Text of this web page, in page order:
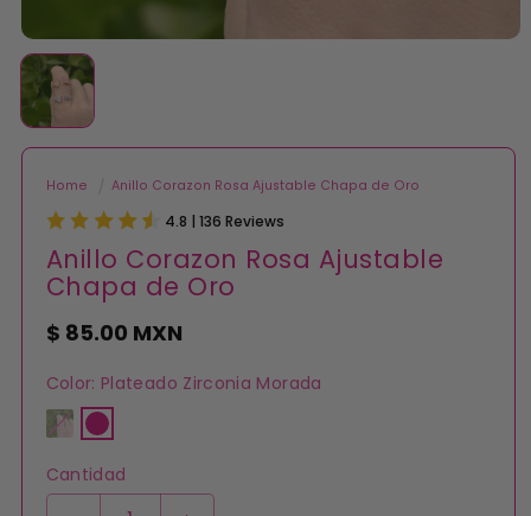
elemento
multimedia
en
ventana
Home
Anillo Corazon Rosa Ajustable Chapa de Oro
4.8 | 136 Reviews
Anillo Corazon Rosa Ajustable
Chapa de Oro
Precio
$ 85.00 MXN
Color: Plateado Zirconia Morada
Dorado
Variante
agotada
no
disponible
Plateado
Zirconia
Cantidad